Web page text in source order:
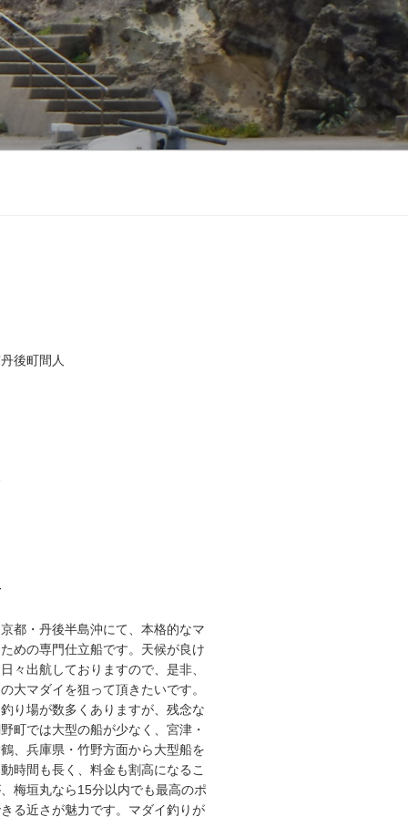
後町間人
都・丹後半島沖にて、本格的なマ
めの専門仕立船です。天候が良け
々出航しておりますので、是非、
大マダイを狙って頂きたいです。
り場が数多くありますが、残念な
町では大型の船が少なく、宮津・
、兵庫県・竹野方面から大型船を
時間も長く、料金も割高になるこ
梅垣丸なら15分以内でも最高のポ
る近さが魅力です。マダイ釣りが